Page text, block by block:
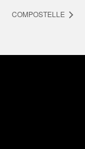
COMPOSTELLE